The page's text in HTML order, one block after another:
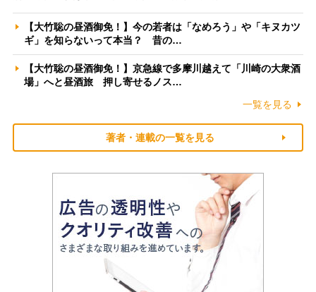
【大竹聡の昼酒御免！】今の若者は「なめろう」や「キヌカツ
ギ」を知らないって本当？ 昔の…
【大竹聡の昼酒御免！】京急線で多摩川越えて「川崎の大衆酒
場」へと昼酒旅 押し寄せるノス…
一覧を見る
著者・連載の一覧を見る